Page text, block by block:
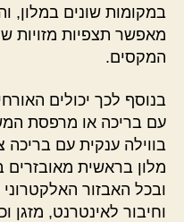
במקומות שונים במלון,
מאפשר תצפיות מזויות
המקסים.
בנוסף לכך יכולים
עם בריכה או מרפסת
בווילה ענקית עם בריכה
מלון בראשית מאובזרים
ובכל האבזור
וחיבור לאינטרנט, מזגן